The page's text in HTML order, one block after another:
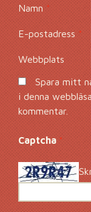
Namn*
E-postadress*
Webbplats
Spara mitt
i denna
kommentar.
Captcha*